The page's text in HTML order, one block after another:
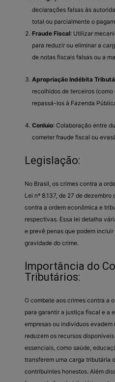
declarações falsas às
total ou parcialmente o
Fraude Fiscal: Utilizar
para reduzir ou eliminar a
de notas fiscais falsas ou a
Apropriação Indébita
recolhidos de terceiros (como
repassá-los à Fazenda
Conluio: Colaboração entre
cometer fraude fiscal ou
Legislação:
No Brasil, os crimes contra a
Lei nº 8.137, de 27 de
contra a ordem econômica e
respectivas. Essa lei detalha
e prevê penas que podem
gravidade do crime.
Importância do
Tributários:
O combate aos crimes contra a
para garantir a justiça fiscal e a
empresas ou indivíduos evadem
reduzem os recursos
essenciais, como saúde,
transferem uma carga tributária
contribuintes honestos. Além